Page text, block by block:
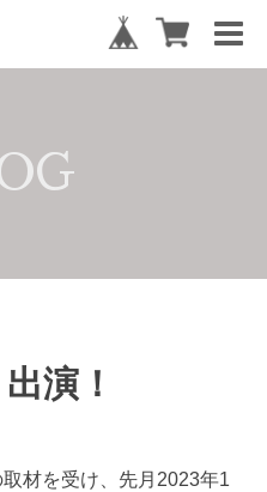
演！
材を受け、先月2023年1